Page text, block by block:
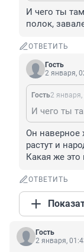
И чего ты
полок,
ОТВЕТИТЬ
Гость
2 января,
Гость2
Он наверное
растут и
Какая же это
ОТВЕТИТЬ
Гость
2 января,